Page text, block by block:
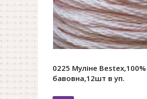
0225 Муліне Bestex,100%
бавовна,12шт в уп.